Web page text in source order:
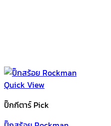
Quick View
ปิ๊กกีตาร์ Pick